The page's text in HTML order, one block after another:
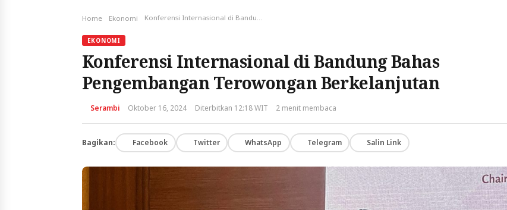
Home Ekonomi Konferensi Internasional di Bandung Bahas Pengembangan Terowongan Berkelanjutan
EKONOMI
Konferensi Internasional di Bandung Bahas
Pengembangan Terowongan Berkelanjutan
Serambi Oktober 16, 2024 Diterbitkan 12:18 WIT 2 menit membaca
Bagikan: Facebook Twitter WhatsApp Telegram Salin Link